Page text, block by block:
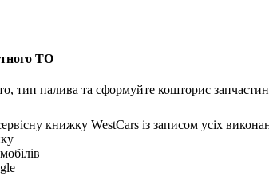
ТО
тип палива та сформуйте кошторис запчастин
книжку WestCars із записом усіх